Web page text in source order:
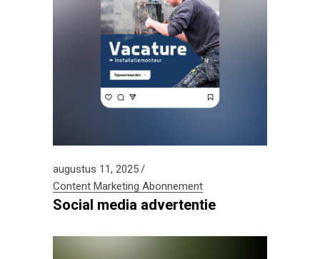
augustus 11, 2025
Content Marketing Abonnement
Social media advertentie